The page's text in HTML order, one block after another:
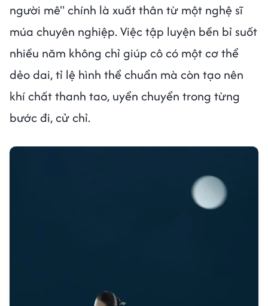
người mê" chính là xuất thân từ một nghệ sĩ
múa chuyên nghiệp. Việc tập luyện bền bỉ suốt
nhiều năm không chỉ giúp cô có một cơ thể
dẻo dai, tỉ lệ hình thể chuẩn mà còn tạo nên
khí chất thanh tao, uyển chuyển trong từng
bước đi, cử chỉ.